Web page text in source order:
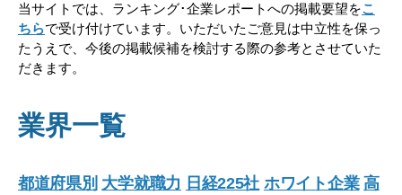
当サイトでは、ランキング･企業レポートへの掲載要望をこ
ちらで受け付けています。いただいたご意見は中立性を保っ
たうえで、今後の掲載候補を検討する際の参考とさせていた
だきます。
業界一覧
都道府県別 大学就職力 日経225社 ホワイト企業 高